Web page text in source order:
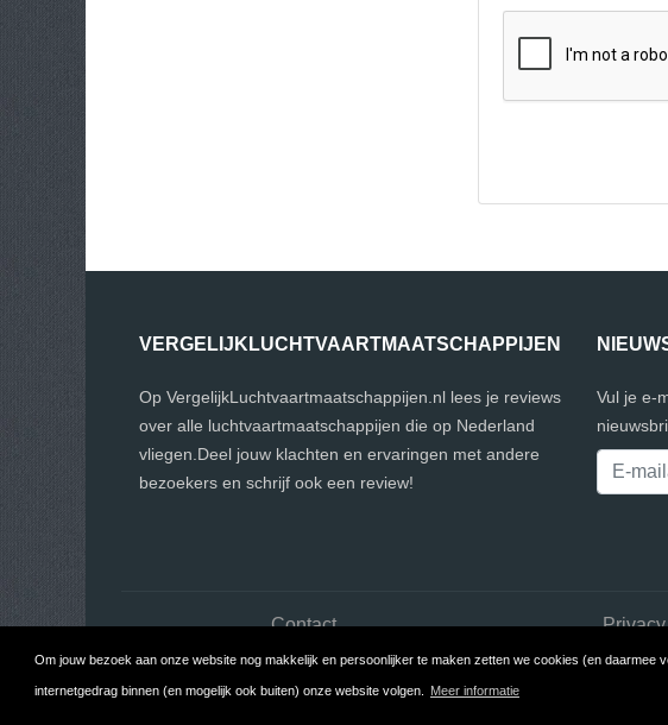
Om jouw bezoek aan onze website nog makkelijk en persoonlijker te maken zetten we cookies (en
internetgedrag binnen (en mogelijk ook buiten) onze website volgen. Meer informatie
VERGELIJKLUCHTVAARTMAATSCHAPPIJEN
Op VergelijkLuchtvaartmaatschappijen.nl lees je reviews
over alle luchtvaartmaatschappijen die op Nederland
vliegen.Deel jouw klachten en ervaringen met andere
bezoekers en schrijf ook een review!
Vul je e-
Contact Privacy
Copyright © 2026